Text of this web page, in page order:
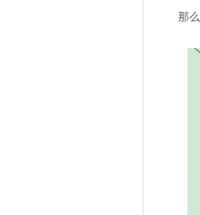
那么